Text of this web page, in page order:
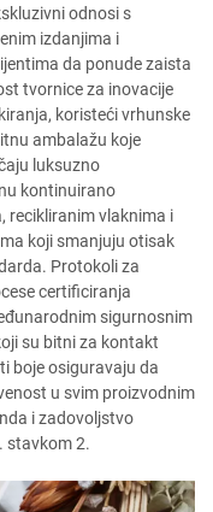
odnosi s
izdanjima i
da ponude zaista
tvornice za inovacije
koristeći vrhunske
ambalažu koje
luksuzno
kontinuirano
recikliranim vlaknima i
koji smanjuju otisak
Protokoli za
certificiranja
sigurnosnim
su bitni za kontakt
boje osiguravaju da
u svim proizvodnim
i zadovoljstvo
stavkom 2.